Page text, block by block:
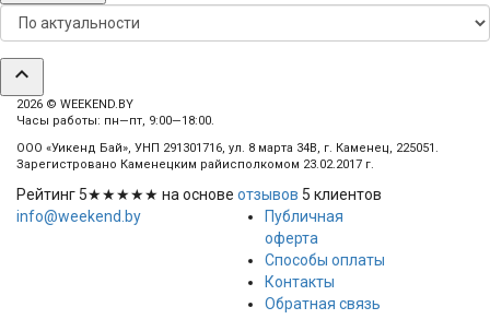
expand_less
2026 © WEEKEND.BY
Часы работы: пн—пт, 9:00—18:00.
ООО «Уикенд Бай», УНП 291301716, ул. 8 марта 34В, г. Каменец, 225051.
Зарегистровано Каменецким райисполкомом 23.02.2017 г.
Рейтинг 5★★★★★ на основе отзывов 5 клиентов
info@weekend.by
Публичная
оферта
Способы оплаты
Контакты
Обратная связь